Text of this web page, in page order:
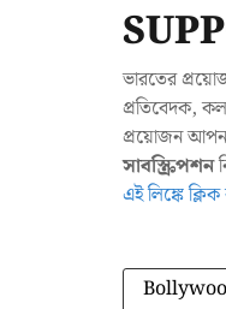
ভারতের
প্রতিবেদক,
প্রয়োজন
সাবস্ক্রিপশন
এই লিঙ্কে